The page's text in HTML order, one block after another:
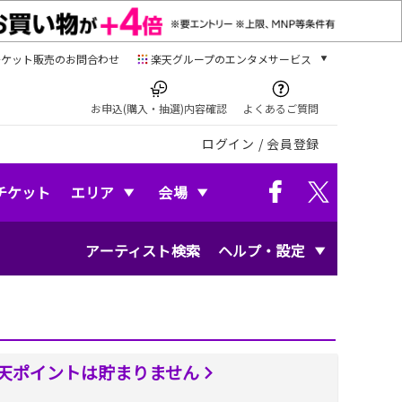
ット販売のお問合わせ 楽天グループのエンタメサービス
本/ゲーム/CD/DVD
楽天ブックス
電子書籍
楽天Kobo
音楽配信
動画配信ガイド
無料テレビ
お申込(購入・抽選)内容確認 よくあるご質問
ログイン / 会員登録
ケット エリア 会場
アーティスト検索 ヘルプ・設定
ポイントは貯まりません